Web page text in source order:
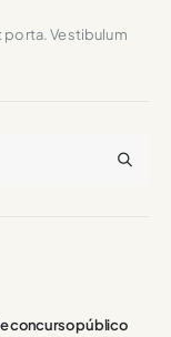
Vestibulum
concurso público